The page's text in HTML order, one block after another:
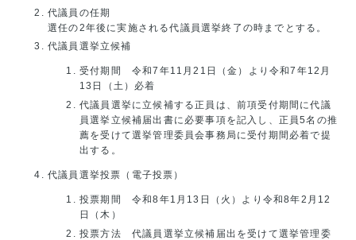
代議員の任期
選任の2年後に実施される代議員選挙終了の時までとする。
代議員選挙立候補
受付期間 令和7年11月21日（金）より令和7年12月
13日（土）必着
代議員選挙に立候補する正員は、前項受付期間に代議
員選挙立候補届出書に必要事項を記入し、正員5名の推
薦を受けて選挙管理委員会事務局に受付期間必着で提
出する。
代議員選挙投票（電子投票）
投票期間 令和8年1月13日（火）より令和8年2月12
日（木）
投票方法 代議員選挙立候補届出を受けて選挙管理委